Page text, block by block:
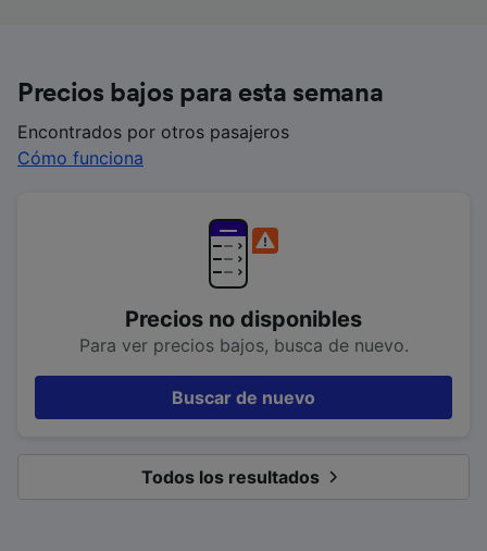
Precios bajos para esta semana
Encontrados por otros pasajeros
Cómo funciona
Precios no disponibles
Para ver precios bajos, busca de nuevo.
Buscar de nuevo
Todos los resultados